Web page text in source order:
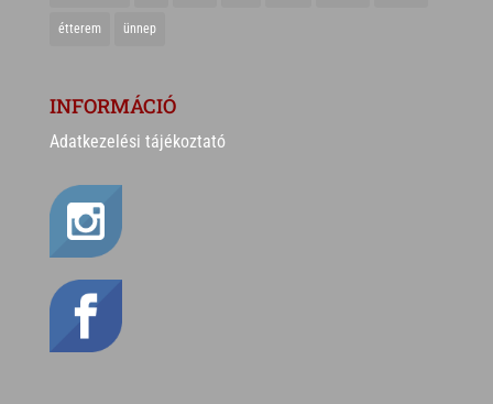
étterem ünnep
INFORMÁCIÓ
Adatkezelési tájékoztató